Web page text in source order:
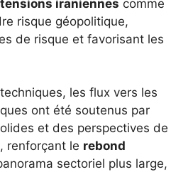
iraniennes comme
risque géopolitique,
de risque et favorisant les
les flux vers les
ont été soutenus par
et des perspectives de
renforçant le rebond
sectoriel plus large,